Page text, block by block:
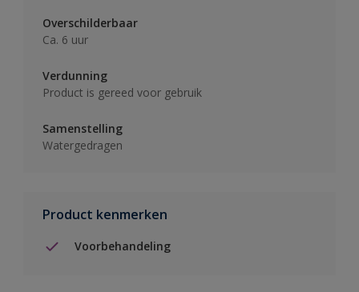
Overschilderbaar
Ca. 6 uur
Verdunning
Product is gereed voor gebruik
Samenstelling
Watergedragen
Product kenmerken
Voorbehandeling